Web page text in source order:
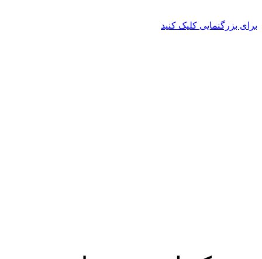
برای بزرگنمایی کلیک کنید